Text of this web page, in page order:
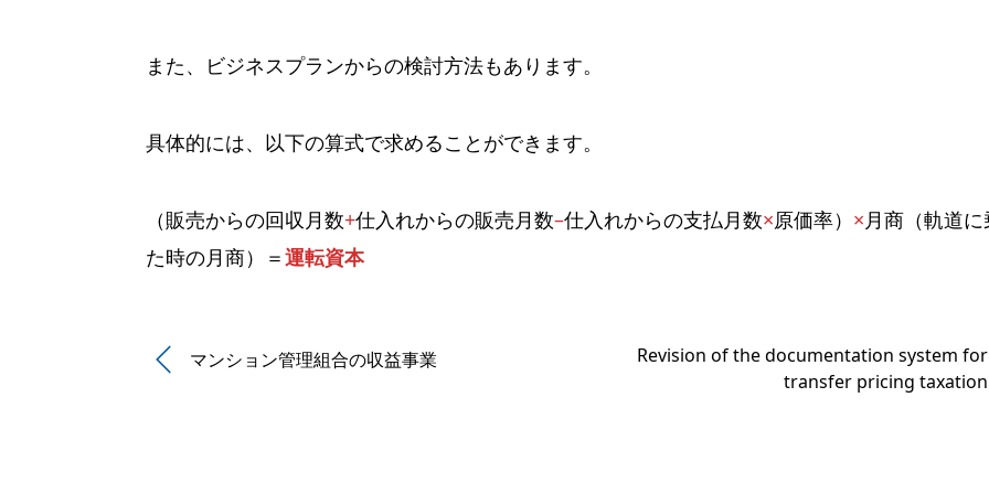
また、ビジネスプランからの検討方法もあります。
具体的には、以下の算式で求めることができます。
（販売からの回収月数+仕入れからの販売月数–仕入れからの支払月数×原価率） ×月商（軌道
た時の月商）＝運転資本
マンション管理組合の収益事業
Revision of the documentation system for
transfer pricing taxation